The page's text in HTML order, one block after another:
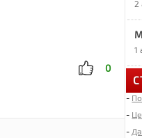
0
9
6
2
1
-
-
-